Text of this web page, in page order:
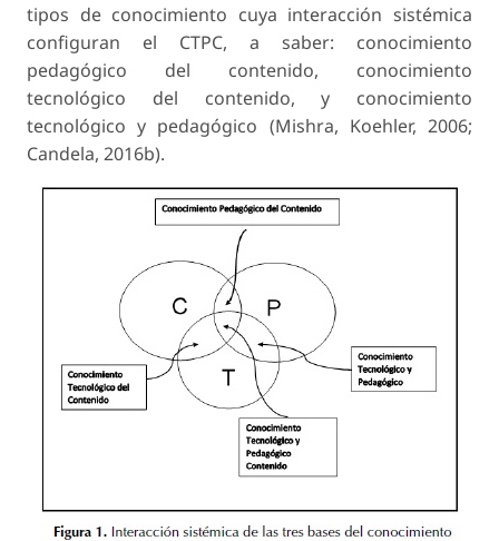
tipos de conocimiento cuya interacción sistémica
configuran el CTPC, a saber: conocimiento
pedagógico del contenido, conocimiento
tecnológico del contenido, y conocimiento
tecnológico y pedagógico (Mishra, Koehler, 2006;
Candela, 2016b).